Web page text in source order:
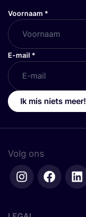
Voornaam *
E-mail *
Ik mis niets meer!
Volg ons